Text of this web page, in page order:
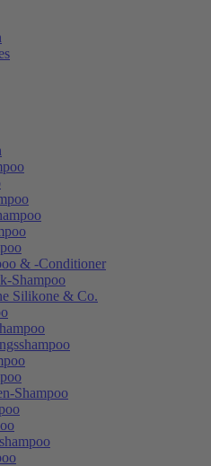
& -Conditioner
Shampoo
Silikone & Co.
Shampoo